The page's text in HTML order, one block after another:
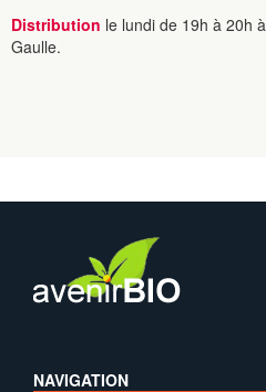
Distribution le lundi de 19h à 20h
Gaulle.
NAVIGATION